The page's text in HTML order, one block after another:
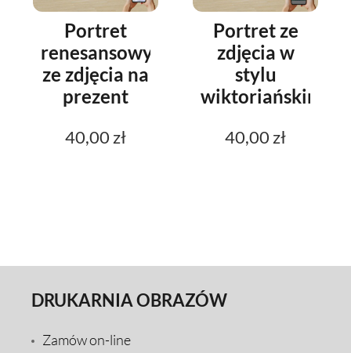
Portret
renesansowy
ze zdjęcia na
prezent
40,00 zł
Portret ze
zdjęcia w
stylu
wiktoriańskim
40,00 zł
DRUKARNIA OBRAZÓW
Zamów on-line